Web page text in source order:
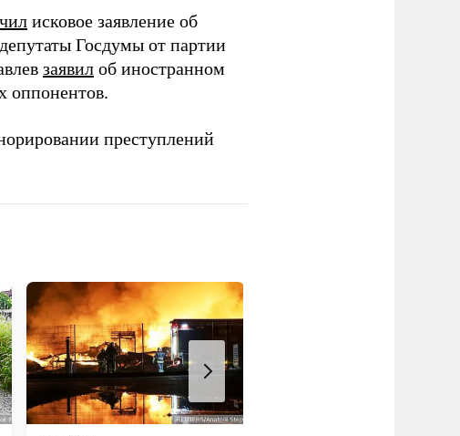
исковое заявление об
Госдумы от партии
заявил об иностранном
оппонентов.
преступлений